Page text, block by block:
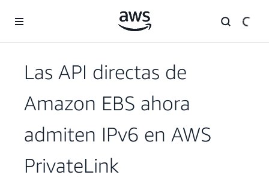
Las API directas de
Amazon EBS ahora
admiten IPv6 en AWS
PrivateLink